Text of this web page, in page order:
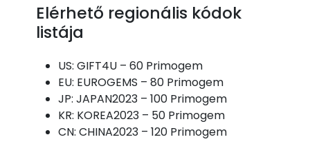
Elérhető regionális kódok
listája
US: GIFT4U – 60 Primogem
EU: EUROGEMS – 80 Primogem
JP: JAPAN2023 – 100 Primogem
KR: KOREA2023 – 50 Primogem
CN: CHINA2023 – 120 Primogem